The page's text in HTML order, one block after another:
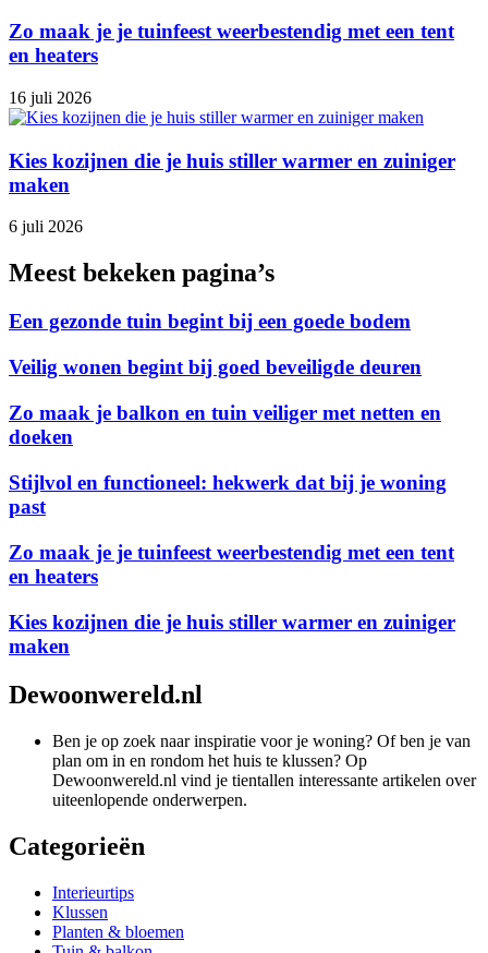
Zo maak je je tuinfeest weerbestendig met een tent
en heaters
16 juli 2026
Kies kozijnen die je huis stiller warmer en zuiniger
maken
6 juli 2026
Meest bekeken pagina’s
Een gezonde tuin begint bij een goede bodem
Veilig wonen begint bij goed beveiligde deuren
Zo maak je balkon en tuin veiliger met netten en
doeken
Stijlvol en functioneel: hekwerk dat bij je woning
past
Zo maak je je tuinfeest weerbestendig met een tent
en heaters
Kies kozijnen die je huis stiller warmer en zuiniger
maken
Dewoonwereld.nl
Ben je op zoek naar inspiratie voor je woning? Of ben je van
plan om in en rondom het huis te klussen? Op
Dewoonwereld.nl vind je tientallen interessante artikelen over
uiteenlopende onderwerpen.
Categorieën
Interieurtips
Klussen
Planten & bloemen